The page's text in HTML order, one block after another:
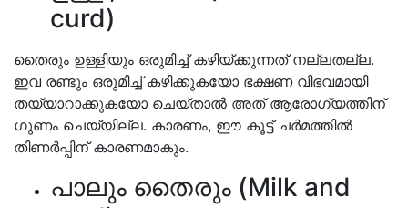
curd)
തൈരും ഉള്ളിയും ഒരുമിച്ച് കഴിയ്ക്കുന്നത് നല്ലതല്ല.
ഇവ രണ്ടും ഒരുമിച്ച് കഴിക്കുകയോ ഭക്ഷണ വിഭവമായി
തയ്യാറാക്കുകയോ ചെയ്താൽ അത് ആരോഗ്യത്തിന്
ഗുണം ചെയ്യില്ല. കാരണം, ഈ കൂട്ട് ചർമത്തിൽ
തിണർപ്പിന് കാരണമാകും.
പാലും തൈരും (Milk and